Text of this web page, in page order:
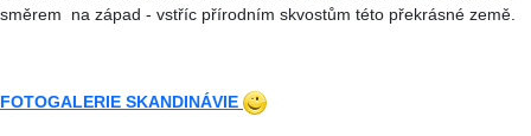
směrem na západ - vstříc přírodním skvostům této překrásné země.
FOTOGALERIE SKANDINÁVIE